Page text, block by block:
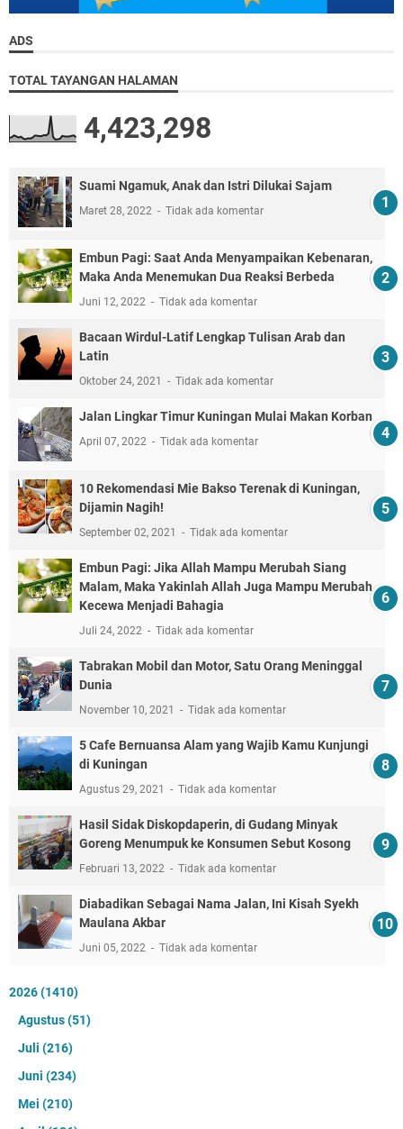
ADS
TOTAL TAYANGAN HALAMAN
4,423,298
Suami Ngamuk, Anak dan Istri Dilukai Sajam
Maret 28, 2022 Tidak ada komentar
Embun Pagi: Saat Anda Menyampaikan Kebenaran,
Maka Anda Menemukan Dua Reaksi Berbeda
Juni 12, 2022 Tidak ada komentar
Bacaan Wirdul-Latif Lengkap Tulisan Arab dan
Latin
Oktober 24, 2021 Tidak ada komentar
Jalan Lingkar Timur Kuningan Mulai Makan Korban
April 07, 2022 Tidak ada komentar
10 Rekomendasi Mie Bakso Terenak di Kuningan,
Dijamin Nagih!
September 02, 2021 Tidak ada komentar
Embun Pagi: Jika Allah Mampu Merubah Siang
Malam, Maka Yakinlah Allah Juga Mampu Merubah
Kecewa Menjadi Bahagia
Juli 24, 2022 Tidak ada komentar
Tabrakan Mobil dan Motor, Satu Orang Meninggal
Dunia
November 10, 2021 Tidak ada komentar
5 Cafe Bernuansa Alam yang Wajib Kamu Kunjungi
di Kuningan
Agustus 29, 2021 Tidak ada komentar
Hasil Sidak Diskopdaperin, di Gudang Minyak
Goreng Menumpuk ke Konsumen Sebut Kosong
Februari 13, 2022 Tidak ada komentar
Diabadikan Sebagai Nama Jalan, Ini Kisah Syekh
Maulana Akbar
Juni 05, 2022 Tidak ada komentar
2026(1410)
Agustus(51)
Juli (216)
Juni (234)
Mei (210)